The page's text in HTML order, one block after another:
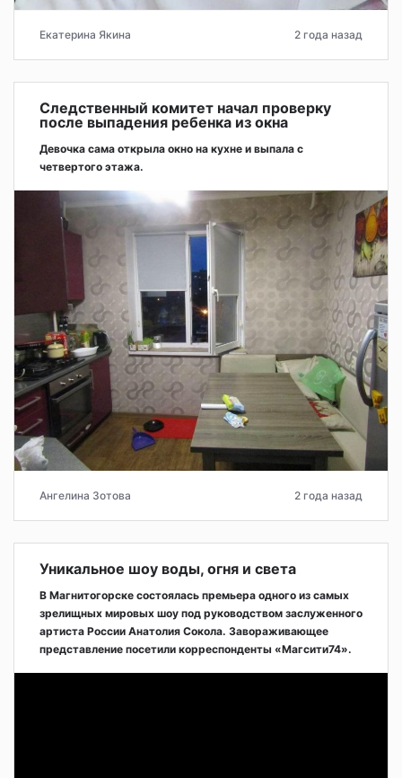
Екатерина Якина 2 года назад
Следственный комитет начал проверку
после выпадения ребенка из окна
Девочка сама открыла окно на кухне и выпала с
четвертого этажа.
Ангелина Зотова 2 года назад
Уникальное шоу воды, огня и света
В Магнитогорске состоялась премьера одного из самых
зрелищных мировых шоу под руководством заслуженного
артиста России Анатолия Сокола. Завораживающее
представление посетили корреспонденты «Магсити74».